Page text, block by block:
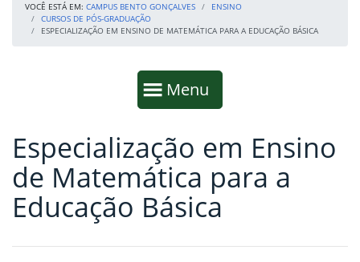
VOCÊ ESTÁ EM: CAMPUS BENTO GONÇALVES
ENSINO
CURSOS DE PÓS-GRADUAÇÃO
ESPECIALIZAÇÃO EM ENSINO DE MATEMÁTICA PARA A EDUCAÇÃO BÁSICA
Mostrar
Menu
Fim da navegação
Início do conteúdo
Especialização em Ensino
de Matemática para a
Educação Básica